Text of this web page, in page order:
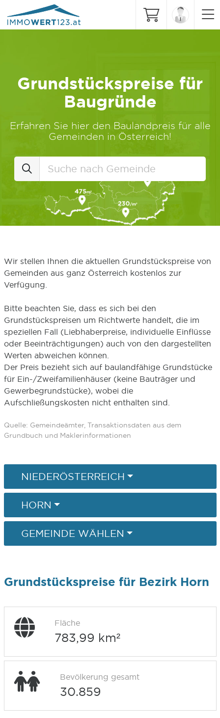
Grundstückspreise für
Baugründe
Erfahren Sie hier den Baulandpreis für alle
Gemeinden in Österreich!
Wir stellen Ihnen die aktuellen Grundstückspreise von
Gemeinden aus ganz Österreich kostenlos zur
Verfügung.
Bitte beachten Sie, dass es sich bei den
Grundstückspreisen um Richtwerte handelt, die im
speziellen Fall (Liebhaberpreise, individuelle Einflüsse
oder Beeinträchtigungen) auch von den dargestellten
Werten abweichen können.
Der Preis bezieht sich auf baulandfähige Grundstücke
für Ein-/Zweifamilienhäuser (keine Bauträger und
Gewerbegrundstücke), wobei die
Aufschließungskosten nicht enthalten sind.
Quelle: Gemeindeämter, Transaktionsdaten aus dem
Grundbuch und Maklerinformationen
NIEDERÖSTERREICH
HORN
GEMEINDE WÄHLEN
Grundstückspreise für Bezirk Horn
Fläche
783,99 km²
Bevölkerung gesamt
30.859